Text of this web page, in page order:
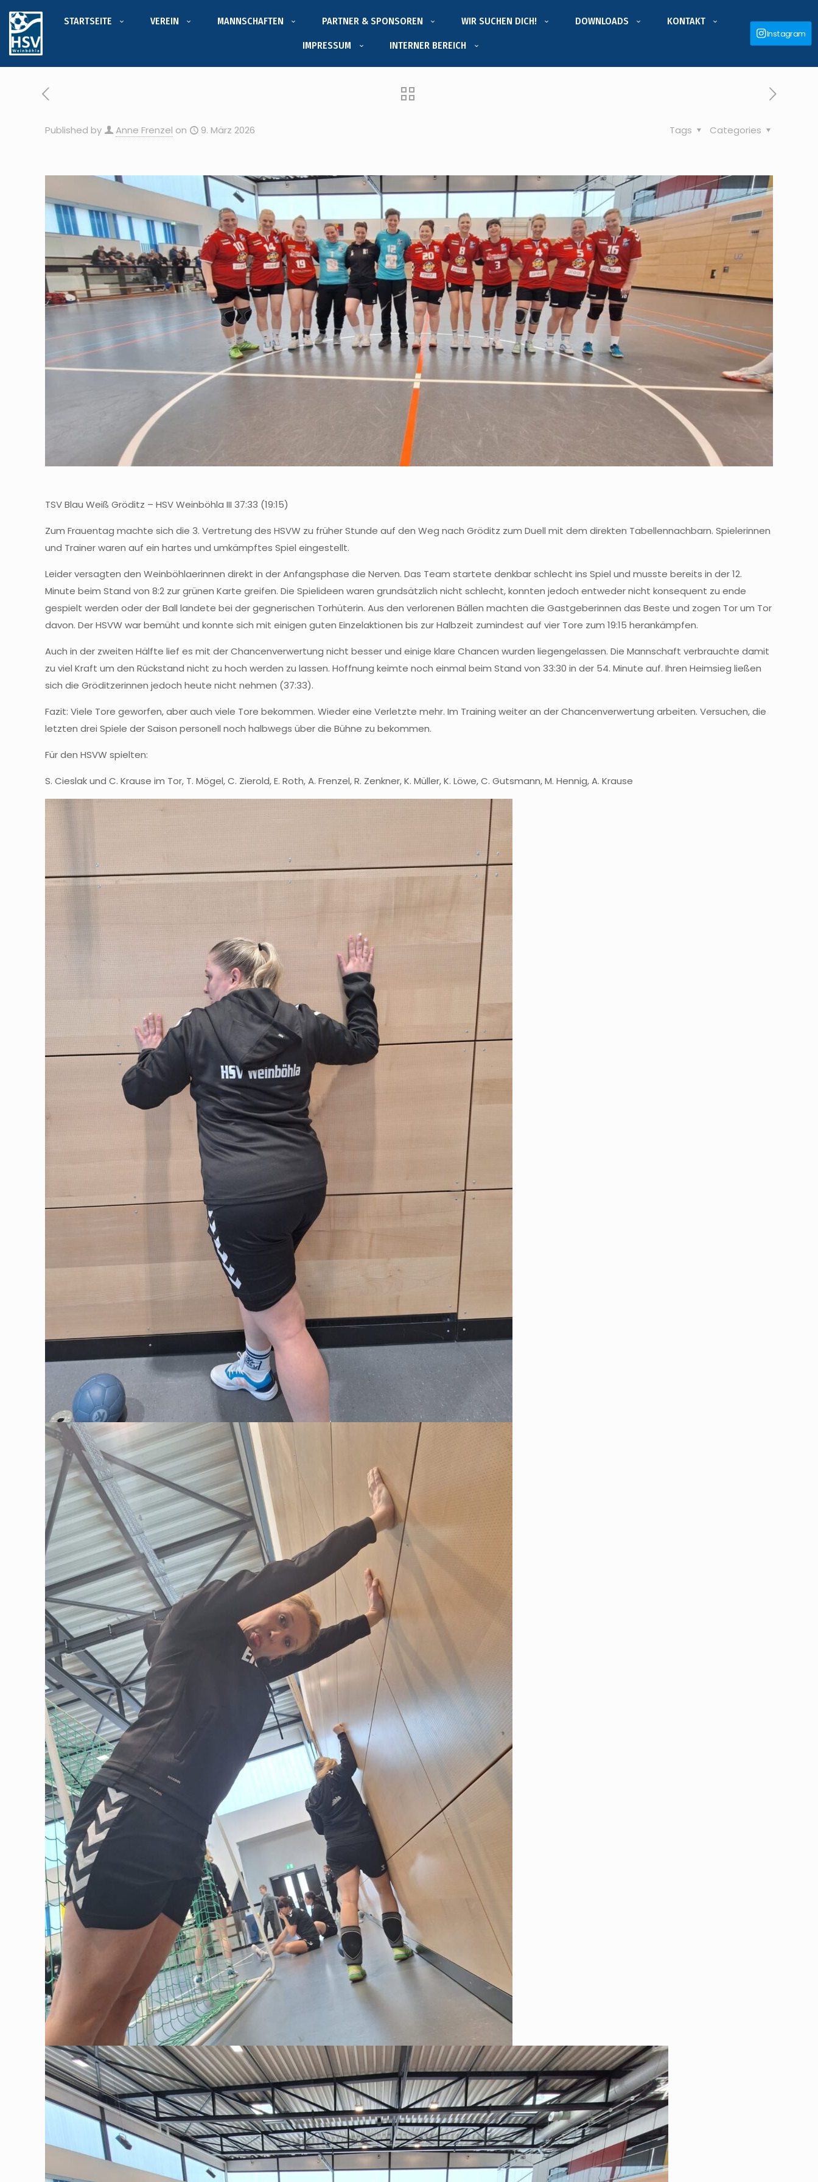
STARTSEITE VEREIN MANNSCHAFTEN PARTNER & SPONSOREN WIR SUCHEN DICH! DOWNLOADS KONTAKT
IMPRESSUM INTERNER BEREICH
Instagram
Published by Anne Frenzel on 9. März 2026 Categories
Tags
TSV Blau Weiß Gröditz – HSV Weinböhla III 37:33 (19:15)
Zum Frauentag machte sich die 3. Vertretung des HSVW zu früher Stunde auf den Weg nach Gröditz zum Duell mit dem direkten Tabellennachbarn. Spielerinnen
und Trainer waren auf ein hartes und umkämpftes Spiel eingestellt.
Leider versagten den Weinböhlaerinnen direkt in der Anfangsphase die Nerven. Das Team startete denkbar schlecht ins Spiel und musste bereits in der 12.
Minute beim Stand von 8:2 zur grünen Karte greifen. Die Spielideen waren grundsätzlich nicht schlecht, konnten jedoch entweder nicht konsequent zu ende
gespielt werden oder der Ball landete bei der gegnerischen Torhüterin. Aus den verlorenen Bällen machten die Gastgeberinnen das Beste und zogen Tor um Tor
davon. Der HSVW war bemüht und konnte sich mit einigen guten Einzelaktionen bis zur Halbzeit zumindest auf vier Tore zum 19:15 herankämpfen.
Auch in der zweiten Hälfte lief es mit der Chancenverwertung nicht besser und einige klare Chancen wurden liegengelassen. Die Mannschaft verbrauchte damit
zu viel Kraft um den Rückstand nicht zu hoch werden zu lassen. Hoffnung keimte noch einmal beim Stand von 33:30 in der 54. Minute auf. Ihren Heimsieg ließen
sich die Gröditzerinnen jedoch heute nicht nehmen (37:33).
Fazit: Viele Tore geworfen, aber auch viele Tore bekommen. Wieder eine Verletzte mehr. Im Training weiter an der Chancenverwertung arbeiten. Versuchen, die
letzten drei Spiele der Saison personell noch halbwegs über die Bühne zu bekommen.
Für den HSVW spielten:
S. Cieslak und C. Krause im Tor, T. Mögel, C. Zierold, E. Roth, A. Frenzel, R. Zenkner, K. Müller, K. Löwe, C. Gutsmann, M. Hennig, A. Krause